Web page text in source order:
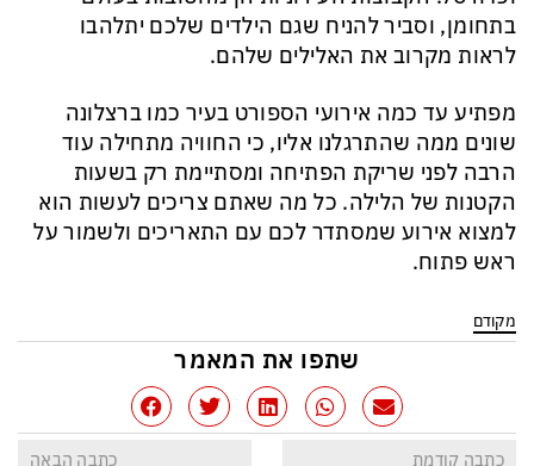
בתחומן, וסביר להניח שגם הילדים שלכם יתלהבו
לראות מקרוב את האלילים שלהם.
מפתיע עד כמה אירועי הספורט בעיר כמו ברצלונה
שונים ממה שהתרגלנו אליו, כי החוויה מתחילה עוד
הרבה לפני שריקת הפתיחה ומסתיימת רק בשעות
הקטנות של הלילה. כל מה שאתם צריכים לעשות הוא
למצוא אירוע שמסתדר לכם עם התאריכים ולשמור על
ראש פתוח.
מקודם
שתפו את המאמר
כתבה קודמת כתבה הבאה